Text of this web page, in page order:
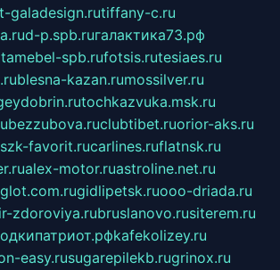
galadesign.rutiffany-c.ru
d-p.spb.ruгалактика73.рф
spb.rufotsis.rutesiaes.ru
blesna-kazan.rumossilver.ru
tochkazvuka.msk.ru
bezzubova.ruclubtibet.ruorior-aks.ru
szk-favorit.rucarlines.ruflatnsk.ru
alex-motor.ruastroline.net.ru
gidlipetsk.ruooo-driada.ru
zdoroviya.rubruslanovo.rusiterem.ru
kafekolizey.ru
easy.rusugarepilekb.rugrinox.ru